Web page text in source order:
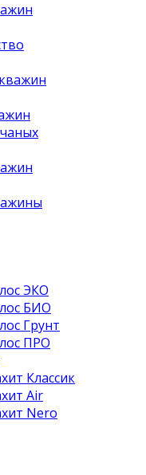
ЭКО
БИО
Грунт
ПРО
Классик
Air
Nero